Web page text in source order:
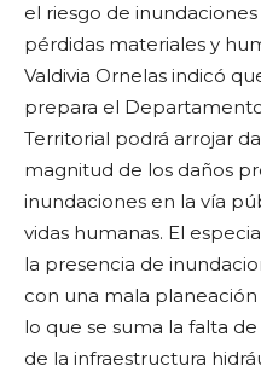
el riesgo de
pérdidas materiales y
Valdivia Ornelas indicó
prepara el
Territorial podrá arrojar
magnitud de los daños
inundaciones en la vía
vidas humanas. El
la presencia de
con una mala
lo que se suma la falta
de la infraestructura